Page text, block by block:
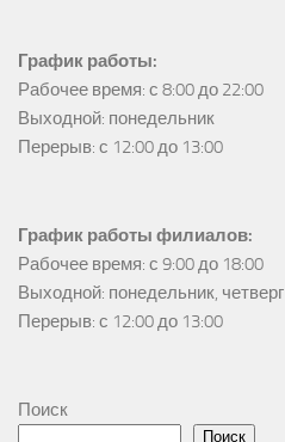
График работы:
Рабочее время: с 8:00 до 22:00
Выходной: понедельник
Перерыв: с 12:00 до 13:00
График работы филиалов:
Рабочее время: с 9:00 до 18:00
Выходной: понедельник, четверг
Перерыв: с 12:00 до 13:00
Поиск
Поиск